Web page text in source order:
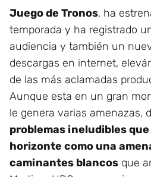
Juego de Tronos, ha
temporada y ha registrado
audiencia y también un
descargas en internet,
de las más aclamadas
Aunque esta en un gran
le genera varias amenazas,
problemas ineludibles que
horizonte como una
caminantes blancos que